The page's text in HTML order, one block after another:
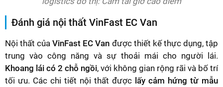
Đánh giá nội thất VinFast EC Van
Nội thất củaVinFast EC Van được thiết kế thực dụng, tập
trung vào công năng và sự thoải mái cho người lái.
Khoang lái có 2 chỗ ngồi, với không gian rộng rãi và bố trí
tối ưu. Các chi tiết nội thất được lấy cảm hứng từ mẫu